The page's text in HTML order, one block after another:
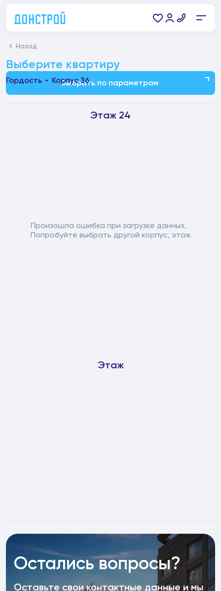
Назад
Выберите квартиру
Выбрать по параметрам
Гордость Корпус 36
Этаж 24
Произошла ошибка при загрузке данных.
Попробуйте выбрать другой корпус, этаж
Этаж
Остались вопросы?
Оставьте свои контактные данные и мы